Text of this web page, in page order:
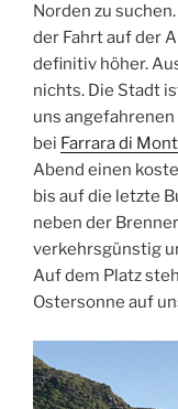
Norden zu
der Fahrt auf der
definitiv höher.
nichts. Die Stadt
uns
bei Farrara di
Abend einen
bis auf die letzte
neben der
verkehrsgünstig
Auf dem Platz
Ostersonne auf